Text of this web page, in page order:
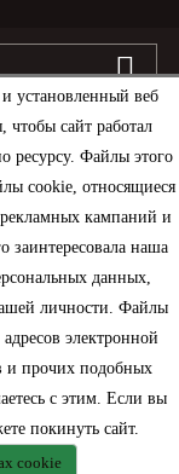
установленный веб
сайт работал
ресурсу. Файлы этого
cookie, относящиеся
кампаний и
заинтересовала наша
данных,
личности. Файлы
электронной
и прочих подобных
с этим. Если вы
покинуть сайт.
cookie